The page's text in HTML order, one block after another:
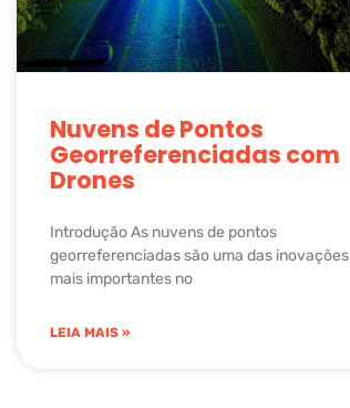
Nuvens de Pontos
Georreferenciadas com
Drones
Introdução As nuvens de pontos
georreferenciadas são uma das inovações
mais importantes no
LEIA MAIS »